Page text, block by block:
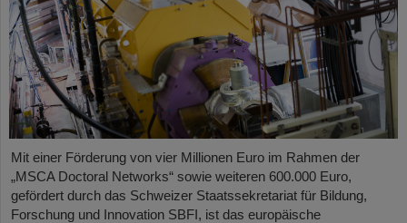
Mit einer Förderung von vier Millionen Euro im Rahmen der
„MSCA Doctoral Networks“ sowie weiteren 600.000 Euro,
gefördert durch das Schweizer Staatssekretariat für Bildung,
Forschung und Innovation SBFI, ist das europäische